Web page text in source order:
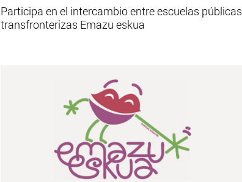
Participa en el intercambio entre escuelas públicas
transfronterizas Emazu eskua